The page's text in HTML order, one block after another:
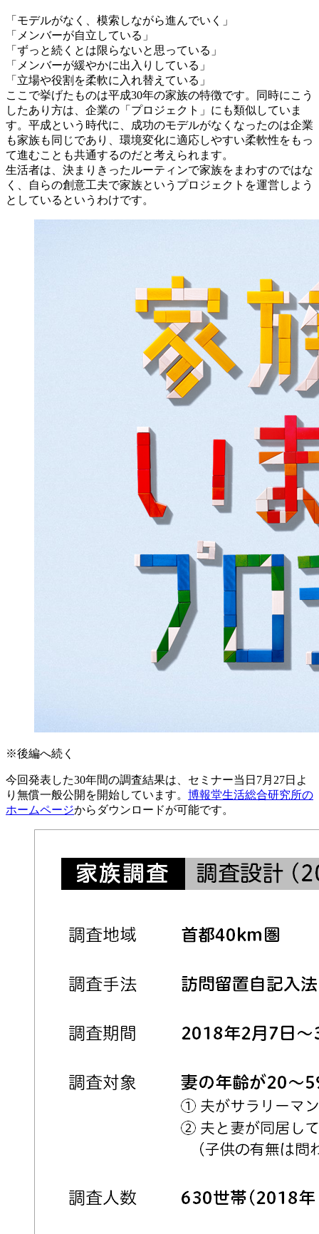
「モデルがなく、模索しながら進んでいく」
「メンバーが自立している」
「ずっと続くとは限らないと思っている」
「メンバーが緩やかに出入りしている」
「立場や役割を柔軟に入れ替えている」
ここで挙げたものは平成30年の家族の特徴です。同時にこう
したあり方は、企業の「プロジェクト」にも類似していま
す。平成という時代に、成功のモデルがなくなったのは企業
も家族も同じであり、環境変化に適応しやすい柔軟性をもっ
て進むことも共通するのだと考えられます。
生活者は、決まりきったルーティンで家族をまわすのではな
く、自らの創意工夫で家族というプロジェクトを運営しよう
としているというわけです。
※後編へ続く
今回発表した30年間の調査結果は、セミナー当日7月27日よ
り無償一般公開を開始しています。 博報堂生活総合研究所の
ホームページからダウンロードが可能です。